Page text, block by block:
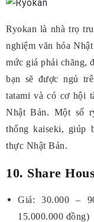
Ryokan là nhà trọ
nghiệm văn hóa
mức giá phải chăng,
bạn sẽ được ngủ
tatami và có cơ hội
Nhật Bản. Một số
thống kaiseki, giúp
thực Nhật Bản.
10. Share
Giá: 30.000 –
15.000.000 đồng)